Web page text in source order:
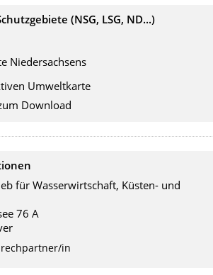
(NSG, LSG, ND...)
Niedersachsens
Umweltkarte
Download
für Wasserwirtschaft, Küsten- und
76 A
in